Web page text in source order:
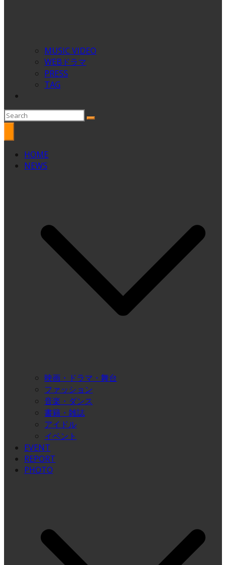
MUSIC VIDEO
WEBドラマ
PRESS
TAG
HOME
NEWS
映画・ドラマ・舞台
ファッション
音楽・ダンス
書籍・雑誌
アイドル
イベント
EVENT
REPORT
PHOTO